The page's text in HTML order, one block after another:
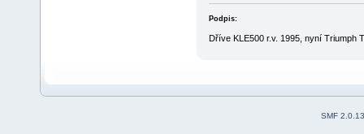
Podpis:
Dříve KLE500 r.v. 1995, nyní Triumph
SMF 2.0.13